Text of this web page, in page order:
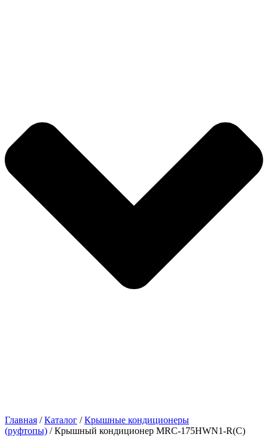
Главная /Каталог /Крышные кондиционеры
(руфтопы) / Крышный кондиционер MRC-175HWN1-R(C)